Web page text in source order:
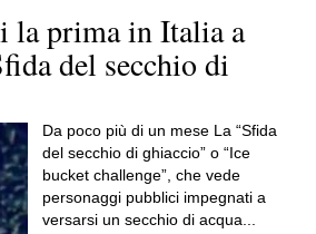
la prima in Italia a
del secchio di
Da poco più di un mese La “Sfida
del secchio di ghiaccio” o “Ice
bucket challenge”, che vede
personaggi pubblici impegnati a
versarsi un secchio di acqua...